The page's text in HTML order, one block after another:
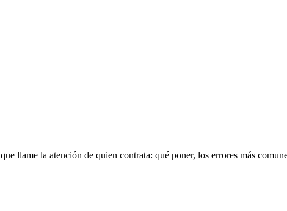
que llame la atención de quien contrata: qué poner, los errores más